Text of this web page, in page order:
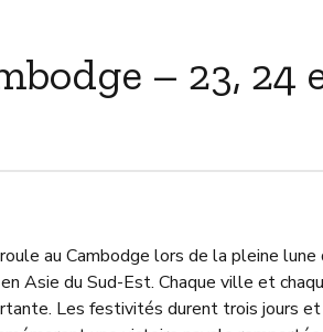
– 23, 24
au Cambodge lors de la pleine
Asie du Sud-Est. Chaque ville et
Les festivités durent trois jours